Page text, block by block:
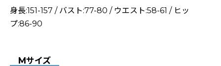
身長:151-157 / バスト:77-80 / ウエスト:58-61 / ヒッ
プ:86-90
Mサイズ